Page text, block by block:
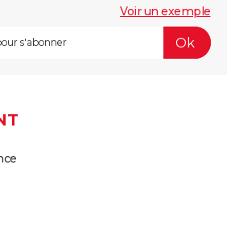
séances, avis, casting,
disent les critiques presse
histoire vraie ?
Voir un exemple